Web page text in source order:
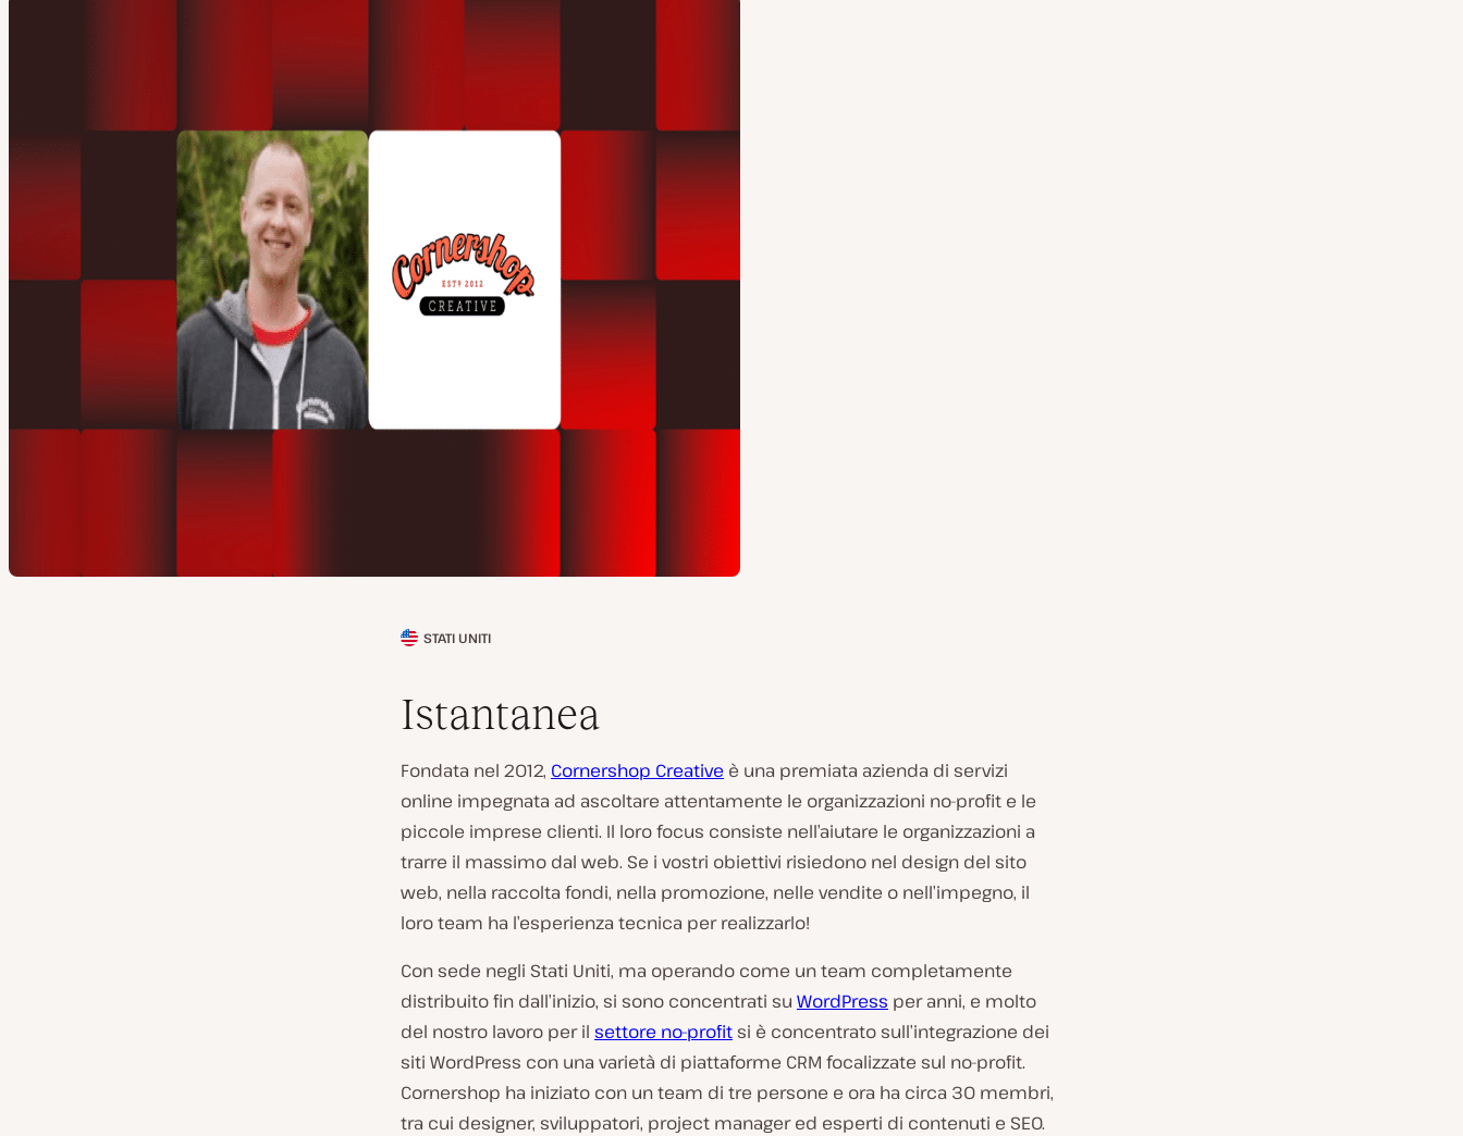
P
e
d
e
l
c
l
STATI UNITI
Istantanea
Fondata nel 2012, Cornershop Creative è una premiata azienda di servizi
online impegnata ad ascoltare attentamente le organizzazioni no-profit e le
piccole imprese clienti. Il loro focus consiste nell’aiutare le organizzazioni a
trarre il massimo dal web. Se i vostri obiettivi risiedono nel design del sito
web, nella raccolta fondi, nella promozione, nelle vendite o nell’impegno, il
loro team ha l’esperienza tecnica per realizzarlo!
Con sede negli Stati Uniti, ma operando come un team completamente
distribuito fin dall’inizio, si sono concentrati su WordPress per anni, e molto
del nostro lavoro per il settore no-profit si è concentrato sull’integrazione dei
siti WordPress con una varietà di piattaforme CRM focalizzate sul no-profit.
Cornershop ha iniziato con un team di tre persone e ora ha circa 30 membri,
tra cui designer, sviluppatori, project manager ed esperti di contenuti e SEO.